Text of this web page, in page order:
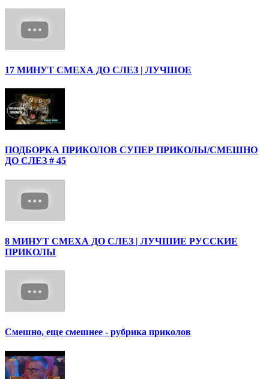
17 МИНУТ СМЕХА ДО СЛЕЗ | ЛУЧШОЕ
ПОДБОРКА ПРИКОЛОВ СУПЕР ПРИКОЛЫ/СМЕШНО
ДО СЛЕЗ # 45
8 МИНУТ СМЕХА ДО СЛЕЗ | ЛУЧШИЕ РУССКИЕ
ПРИКОЛЫ
Смешно, еще смешнее - рубрика приколов